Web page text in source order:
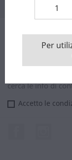
Ricevi le nostre
cerca le info di
Accetto le
1
Per